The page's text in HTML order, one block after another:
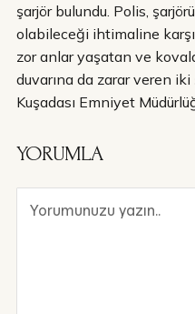
şarjör bulundu. Polis,
olabileceği ihtimaline
zor anlar yaşatan ve
duvarına da zarar veren iki
Kuşadası Emniyet
YORUMLA